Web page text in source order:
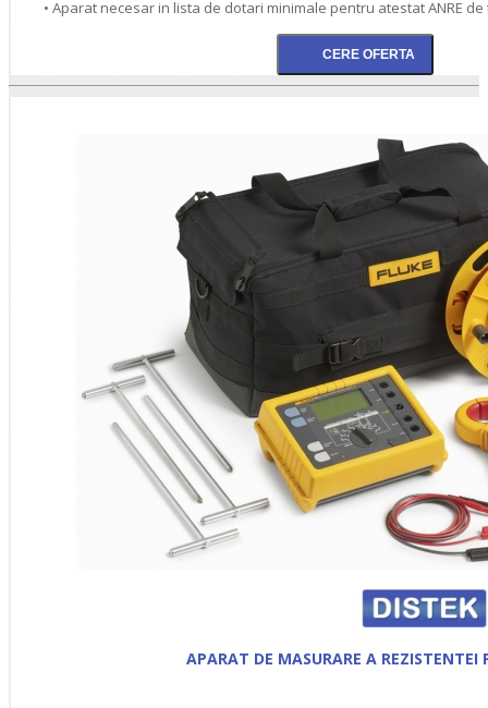
• Aparat necesar in lista de dotari minimale pentru atestat ANRE de
APARAT DE MASURARE A REZISTENTEI